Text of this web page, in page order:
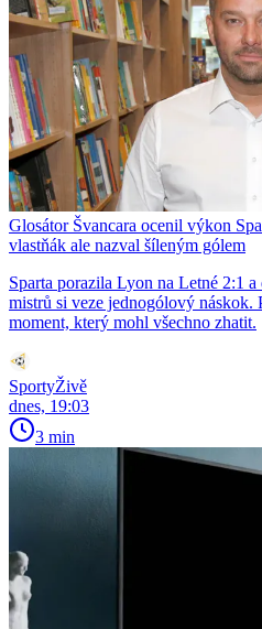
Glosátor Švancara ocenil výkon
vlastňák ale nazval šíleným gólem
Sparta porazila Lyon na Letné 2:1
mistrů si veze jednogólový náskok.
moment, který mohl všechno zhatit.
SportyŽivě
dnes, 19:03
3 min